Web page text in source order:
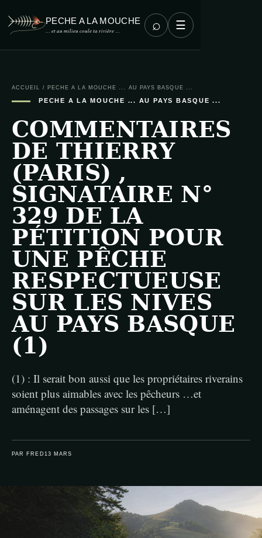
PECHE A LA MOUCHE
… et au milieu coule ta rivière … ⌕ ☰
ACCUEIL / PECHE A LA MOUCHE ... AU PAYS BASQUE ...
PECHE A LA MOUCHE ... AU PAYS BASQUE ...
COMMENTAIRES
DE THIERRY
(PARIS) ,
SIGNATAIRE N°
329 DE LA
PÉTITION POUR
UNE PÊCHE
RESPECTUEUSE
SUR LES NIVES
AU PAYS BASQUE
(1)
(1) : Il serait bon aussi que les propriétaires riverains
soient plus aimables avec les pêcheurs …et
aménagent des passages sur les […]
PAR FRED 13 MARS